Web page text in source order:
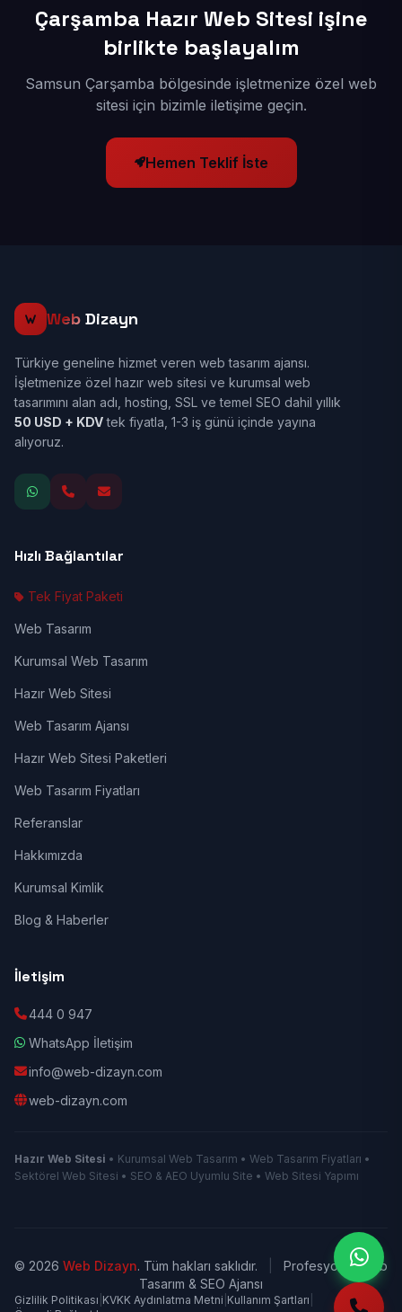
Çarşamba Hazır Web Sitesi işine
birlikte başlayalım
Samsun Çarşamba bölgesinde işletmenize özel web
sitesi için bizimle iletişime geçin.
Hemen Teklif İste
Web Dizayn
Türkiye geneline hizmet veren web tasarım ajansı.
İşletmenize özel hazır web sitesi ve kurumsal web
tasarımını alan adı, hosting, SSL ve temel SEO dahil yıllık
50 USD + KDVtek fiyatla, 1-3 iş günü içinde yayına
alıyoruz.
Hızlı Bağlantılar
Tek Fiyat Paketi
Web Tasarım
Kurumsal Web Tasarım
Hazır Web Sitesi
Web Tasarım Ajansı
Hazır Web Sitesi Paketleri
Web Tasarım Fiyatları
Referanslar
Hakkımızda
Kurumsal Kimlik
Blog & Haberler
İletişim
444 0 947
WhatsApp İletişim
info@web-dizayn.com
web-dizayn.com
Hazır Web Sitesi • Kurumsal Web Tasarım • Web Tasarım Fiyatları •
Sektörel Web Sitesi • SEO & AEO Uyumlu Site • Web Sitesi Yapımı
© 2026 Web Dizayn. Tüm hakları saklıdır.
Profesyonel Web
Tasarım & SEO Ajansı
Gizlilik Politikası KVKK Aydınlatma Metni Kullanım Şartları